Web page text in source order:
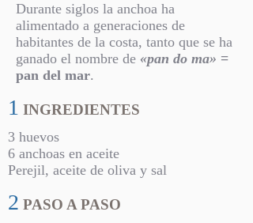
Durante siglos la anchoa ha
alimentado a generaciones de
habitantes de la costa, tanto que se ha
ganado el nombre de «pan do ma» =
pan del mar.
1 INGREDIENTES
3 huevos
6 anchoas en aceite
Perejil, aceite de oliva y sal
2 PASO A PASO